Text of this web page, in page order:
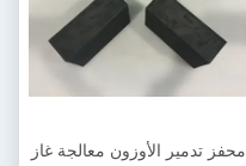
محفز تدمير الأوزون معالجة غاز